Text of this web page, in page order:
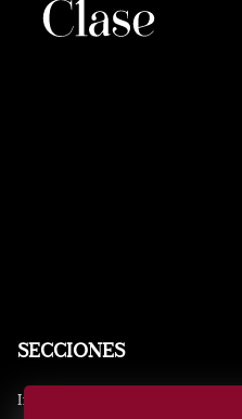
SECCIONES
Inicio